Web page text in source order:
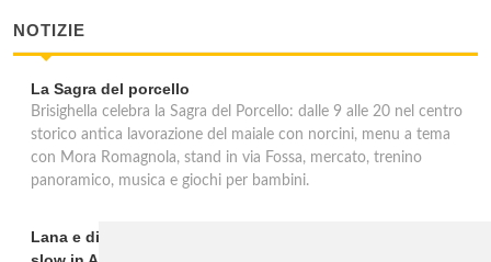
NOTIZIE
La Sagra del porcello
Brisighella celebra la Sagra del Porcello: dalle 9 alle 20 nel centro
storico antica lavorazione del maiale con norcini, menu a tema
con Mora Romagnola, stand in via Fossa, mercato, trenino
panoramico, musica e giochi per bambini.
Lana e dintorni: Törggelen, vini d'eccellenza e vacanze